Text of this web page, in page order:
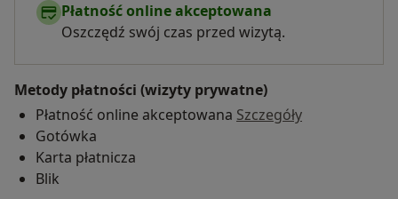
Płatność online akceptowana
Oszczędź swój czas przed wizytą.
Metody płatności (wizyty prywatne)
Płatność online akceptowana Szczegóły
Gotówka
Karta płatnicza
Blik